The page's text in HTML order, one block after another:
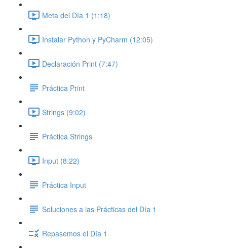
Meta del Día 1 (1:18)
Instalar Python y PyCharm (12:05)
Declaración Print (7:47)
Práctica Print
Strings (9:02)
Práctica Strings
Input (8:22)
Práctica Input
Soluciones a las Prácticas del Día 1
Repasemos el Día 1